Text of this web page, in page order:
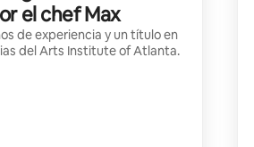
el chef Max
de experiencia y un título en
del Arts Institute of Atlanta.